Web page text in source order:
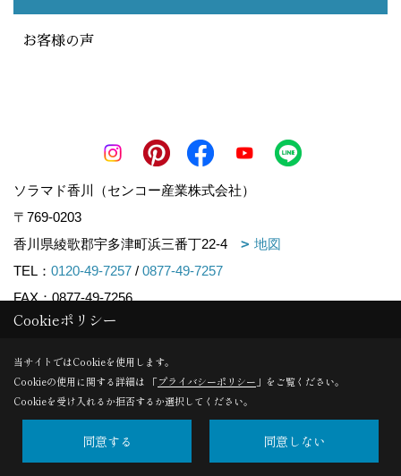
お客様の声
ソラマド香川（センコー産業株式会社）
〒769-0203
香川県綾歌郡宇多津町浜三番丁22-4
地図
TEL： 0120-49-7257 / 0877-49-7257
FAX：0877-49-7256
＜営業時間＞10:00~17:00
Copyright (c) ソラマド香川. All Rights Reserved.
ゴデスクリエイト
Cookieポリシー
当サイトではCookieを使用します。
Cookieの使用に関する詳細は 「プライバシーポリシー 」をご覧ください。
Cookieを受け入れるか拒否するか選択してください。
同意する 同意しない